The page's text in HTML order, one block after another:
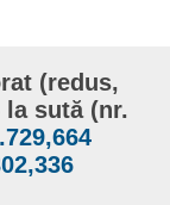
(redus,
la sută (nr.